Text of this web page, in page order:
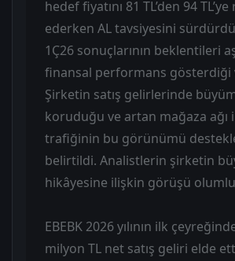
hedef fiyatını 81 TL’den 94
ederken AL tavsiyesini
1Ç26 sonuçlarının beklentileri
finansal performans gösterdiği
Şirketin satış gelirlerinde
koruduğu ve artan mağaza ağı
trafiğinin bu görünümü
belirtildi. Analistlerin şirketin
hikâyesine ilişkin görüşü olumlu
EBEBK 2026 yılının ilk
milyon TL net satış geliri elde